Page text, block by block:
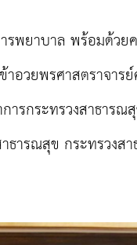
รพยาบาล พร้อมด้วย
อวยพรศาสตราจา
กระทรวงสาธารณ
ธารณสุข กระทรวงส